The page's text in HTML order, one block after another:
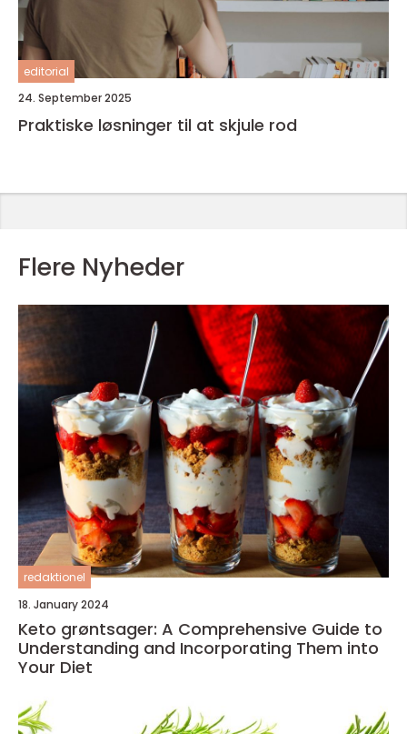
editorial
24. September 2025
Praktiske løsninger til at skjule rod
Flere Nyheder
redaktionel
18. January 2024
Keto grøntsager: A Comprehensive Guide to
Understanding and Incorporating Them into
Your Diet